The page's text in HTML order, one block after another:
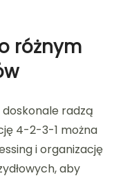
różnym
radzą
4-2-3-1 można
i organizację
aby